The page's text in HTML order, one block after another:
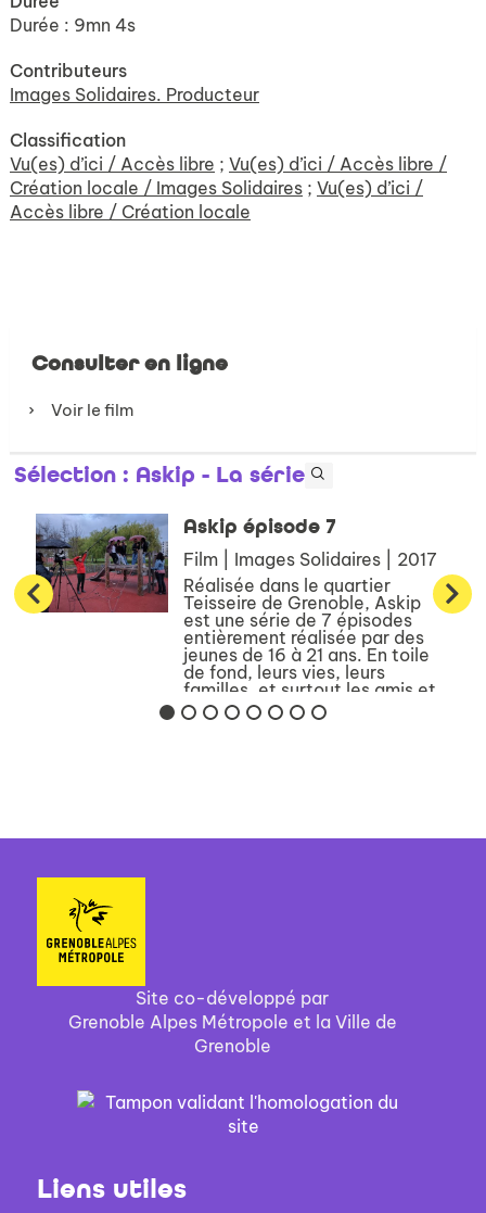
Durée : 9mn 4s
Contributeurs
Images Solidaires. Producteur
Classification
Vu(es) d’ici / Accès libre ; Vu(es) d’ici / Accès libre /
Création locale / Images Solidaires ; Vu(es) d’ici /
Accès libre / Création locale
Consulter en ligne
Voir le film
Sélection : Askip - La série
Askip épisode 7
Film | Images Solidaires | 2017
Réalisée dans le quartier
Teisseire de Grenoble, Askip
est une série de 7 épisodes
entièrement réalisée par des
jeunes de 16 à 21 ans. En toile
de fond, leurs vies, leurs
familles, et surtout les amis et
les amours. Les jeune...
Site co-développé par
Grenoble Alpes Métropole et la Ville de
Grenoble
Liens utiles